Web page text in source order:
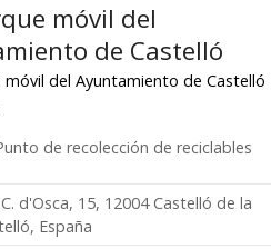
móvil del
de Castelló
móvil del Ayuntamiento de Castelló
de recolección de reciclables
C. d'Osca, 15, 12004 Castelló de la
España